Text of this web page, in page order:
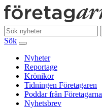
Sök
Nyheter
Reportage
Krönikor
Tidningen Företagaren
Poddar från Företagarna
Nyhetsbrev